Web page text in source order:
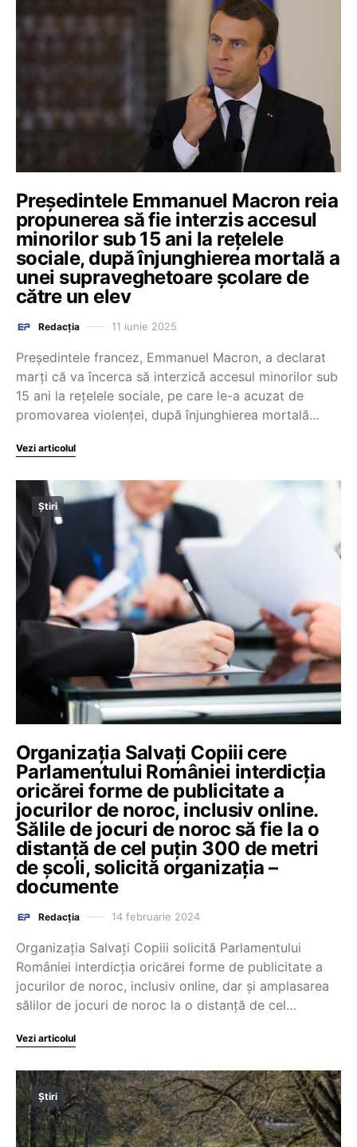
Preşedintele Emmanuel Macron reia
propunerea să fie interzis accesul
minorilor sub 15 ani la reţelele
sociale, după înjunghierea mortală a
unei supraveghetoare şcolare de
către un elev
Redacția 11 iunie 2025
Preşedintele francez, Emmanuel Macron, a declarat
marţi că va încerca să interzică accesul minorilor sub
15 ani la reţelele sociale, pe care le-a acuzat de
promovarea violenţei, după înjunghierea mortală…
Vezi articolul
Știri
Organizația Salvați Copiii cere
Parlamentului României interdicția
oricărei forme de publicitate a
jocurilor de noroc, inclusiv online.
Sălile de jocuri de noroc să fie la o
distanță de cel puțin 300 de metri
de școli, solicită organizația –
documente
Redacția 14 februarie 2024
Organizația Salvați Copiii solicită Parlamentului
României interdicția oricărei forme de publicitate a
jocurilor de noroc, inclusiv online, dar și amplasarea
sălilor de jocuri de noroc la o distanță de cel…
Vezi articolul
Știri